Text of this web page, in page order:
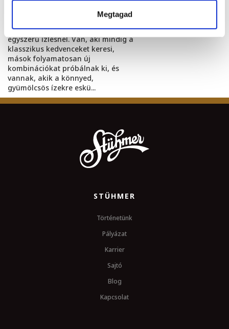
Megtagad
A fagylaltválasztás sokszor több
egyszerű ízlésnél. Van, aki mindig a
klasszikus kedvenceket keresi,
mások folyamatosan új
kombinációkat próbálnak ki, és
vannak, akik a könnyed,
gyümölcsös ízekre eskü...
STÜHMER
Történetünk
Pályázat
Karrier
Sajtó
Blog
Kapcsolat